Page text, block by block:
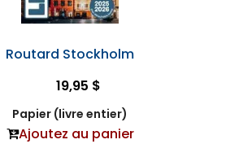
Routard Stockholm
19,95 $
Papier (livre entier)
Ajoutez au panier